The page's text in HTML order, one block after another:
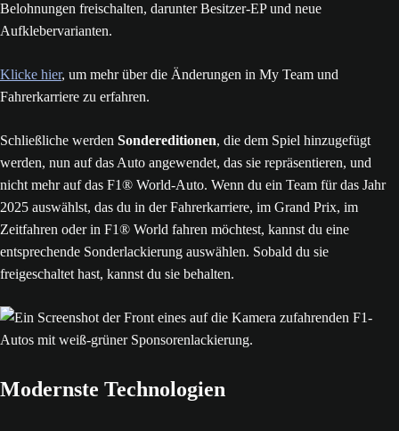
Belohnungen freischalten, darunter Besitzer-EP und neue
Aufklebervarianten.
Klicke hier, um mehr über die Änderungen in My Team und
Fahrerkarriere zu erfahren.
Schließliche werden Sondereditionen, die dem Spiel hinzugefügt
werden, nun auf das Auto angewendet, das sie repräsentieren, und
nicht mehr auf das F1® World-Auto. Wenn du ein Team für das Jahr
2025 auswählst, das du in der Fahrerkarriere, im Grand Prix, im
Zeitfahren oder in F1® World fahren möchtest, kannst du eine
entsprechende Sonderlackierung auswählen. Sobald du sie
freigeschaltet hast, kannst du sie behalten.
Modernste Technologien